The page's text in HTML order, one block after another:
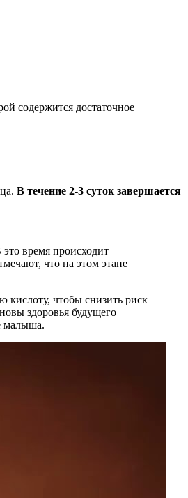
содержится достаточное
В течение 2-3 суток завершается
время происходит
что на этом этапе
кислоту, чтобы снизить риск
здоровья будущего
малыша.